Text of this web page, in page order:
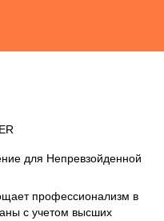
для Непревзойденной
профессионализм в
с учетом высших